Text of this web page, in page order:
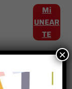
Mi
UNEAR
TE
×